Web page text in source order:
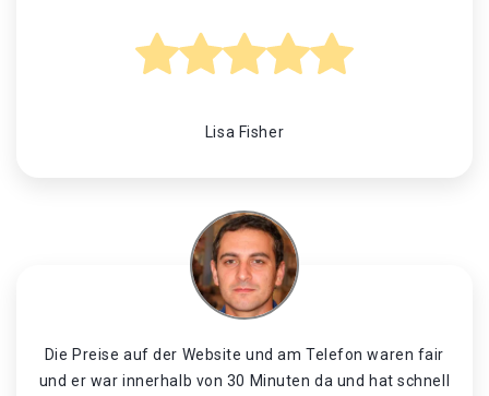
Lisa Fisher
Die Preise auf der Website und am Telefon waren fair
und er war innerhalb von 30 Minuten da und hat schnell